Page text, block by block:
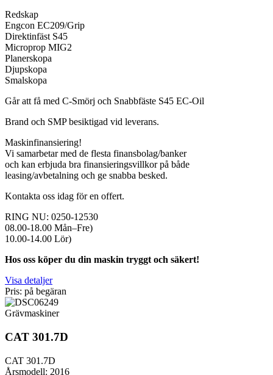
Redskap
Engcon EC209/Grip
Direktinfäst S45
Microprop MIG2
Planerskopa
Djupskopa
Smalskopa
Går att få med C-Smörj och Snabbfäste S45 EC-Oil
Brand och SMP besiktigad vid leverans.
Maskinfinansiering!
Vi samarbetar med de flesta finansbolag/banker
och kan erbjuda bra finansieringsvillkor på både
leasing/avbetalning och ge snabba besked.
Kontakta oss idag för en offert.
RING NU: 0250-12530
08.00-18.00 Mån–Fre)
10.00-14.00 Lör)
Hos oss köper du din maskin tryggt och säkert!
Visa detaljer
Pris: på begäran
Grävmaskiner
CAT 301.7D
CAT 301.7D
Årsmodell: 2016